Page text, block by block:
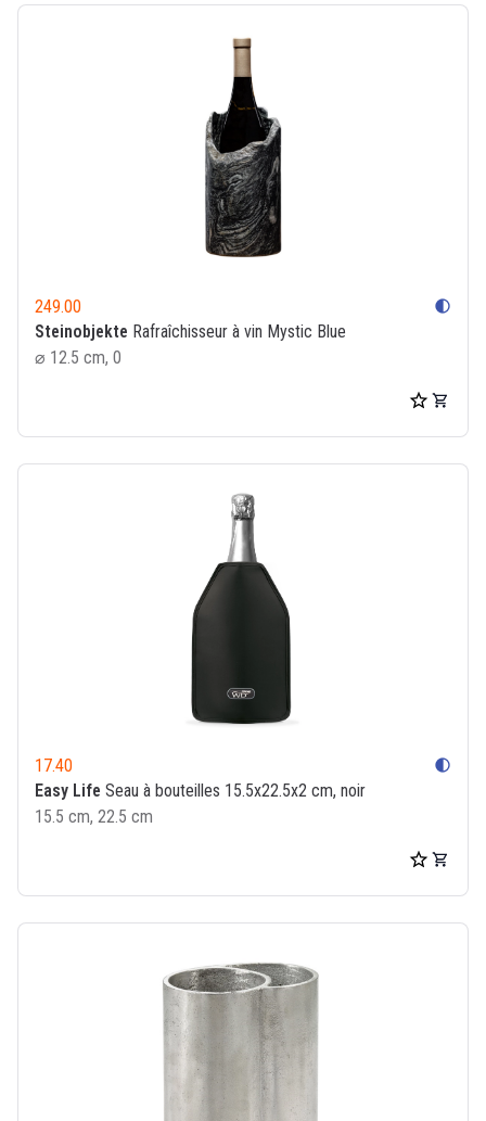
249.00 contrast
Steinobjekte Rafraîchisseur à vin Mystic Blue
⌀ 12.5 cm, 0
17.40 contrast
Easy Life Seau à bouteilles 15.5x22.5x2 cm, noir
15.5 cm, 22.5 cm